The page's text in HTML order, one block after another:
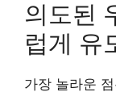
의도된
럽게 유
가장 놀라운